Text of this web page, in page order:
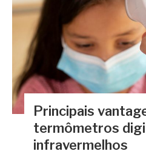
Principais
termômetros
infravermelhos